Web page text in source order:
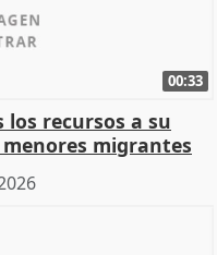
00:33
recursos a su
migrantes